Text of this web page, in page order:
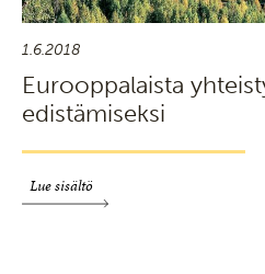
1.6.2018
Eurooppalaista
edistämiseksi
Lue sisältö